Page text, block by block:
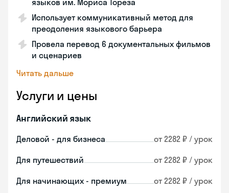
языков им. Мориса Тореза
Использует коммуникативный метод для
преодоления языкового барьера
Провела перевод 6 документальных фильмов
и сценариев
Читать дальше
Услуги и цены
Английский язык
Деловой - для бизнеса от 2282 ₽ / урок
Для путешествий от 2282 ₽ / урок
Для начинающих - премиум от 2282 ₽ / урок